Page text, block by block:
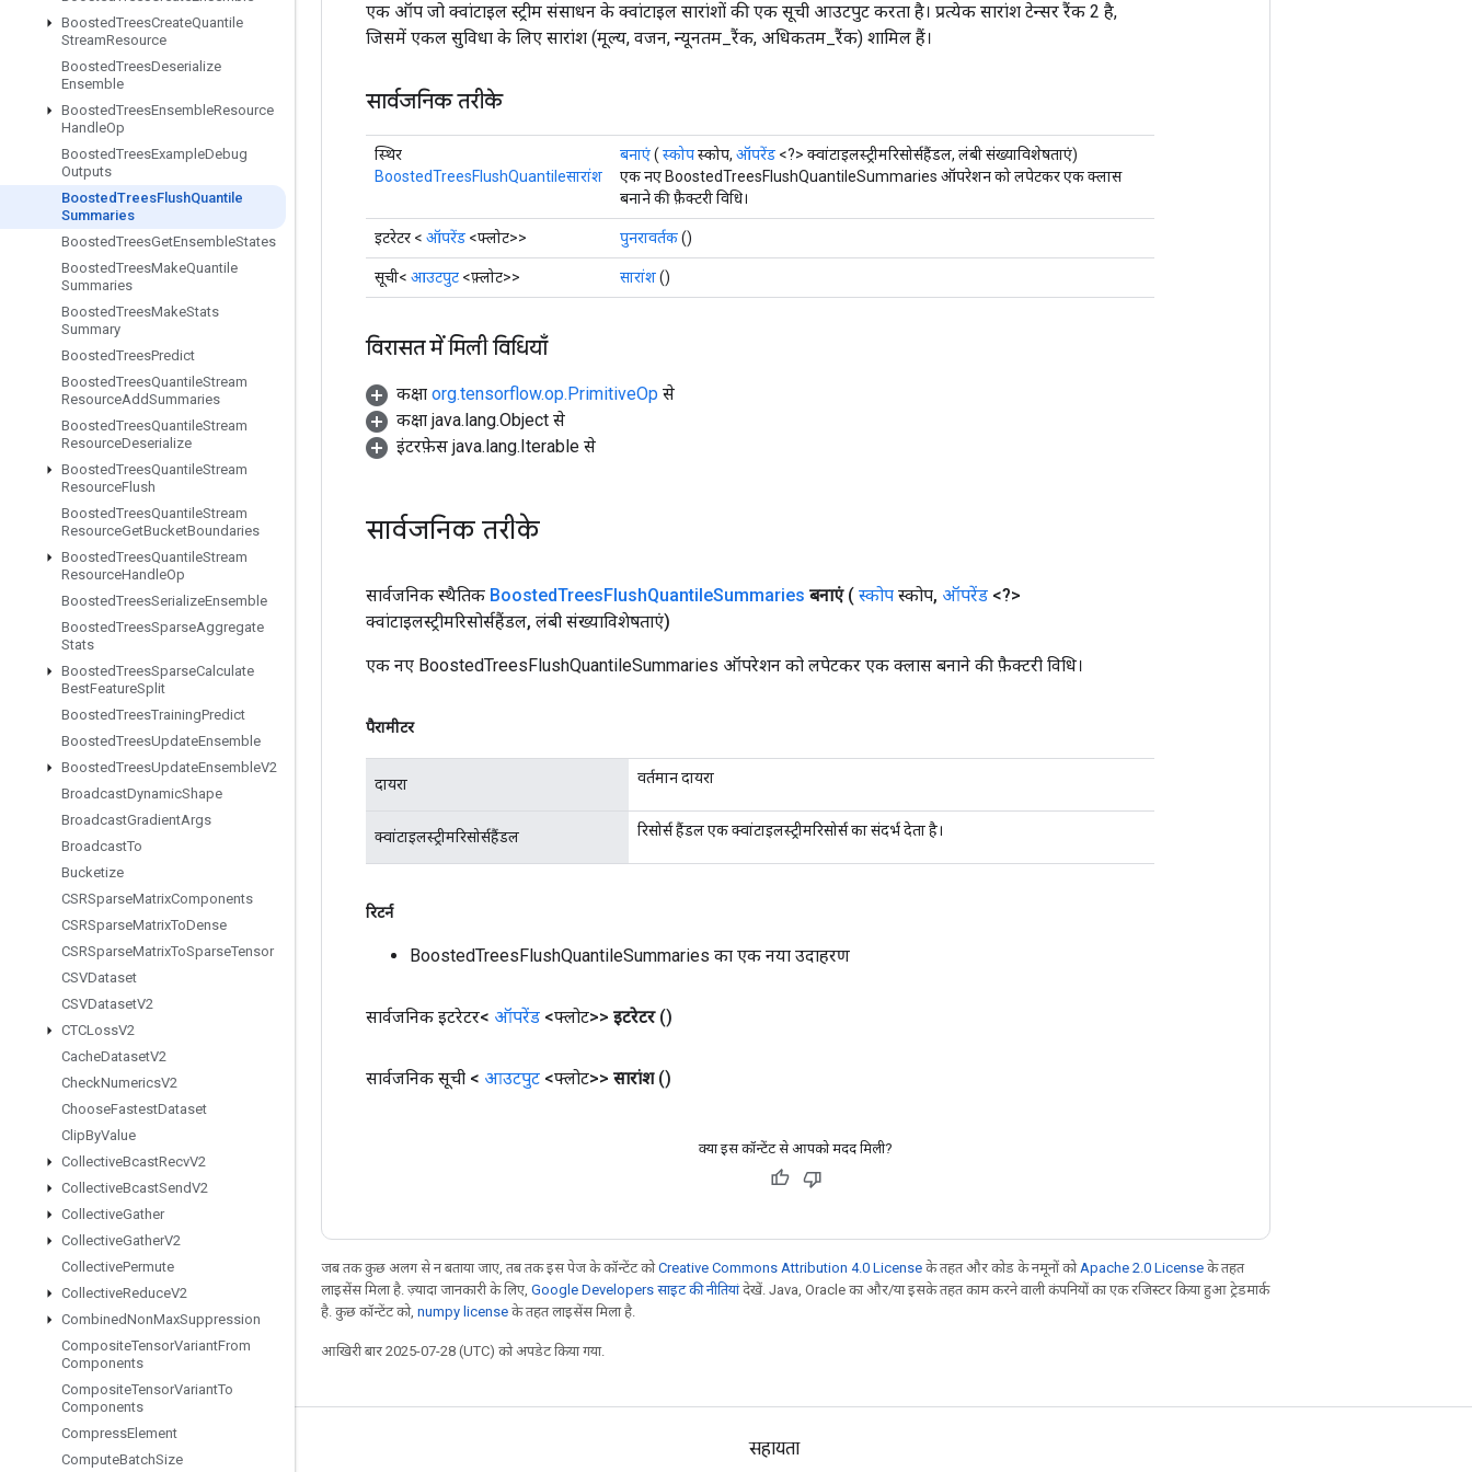
BoostedTreesCreateQuantile
StreamResource
BoostedTreesDeserialize
Ensemble
BoostedTreesEnsembleResource
HandleOp
BoostedTreesExampleDebug
Outputs
BoostedTreesFlushQuantile
Summaries
BoostedTreesGetEnsembleStates
BoostedTreesMakeQuantile
Summaries
BoostedTreesMakeStats
Summary
BoostedTreesPredict
BoostedTreesQuantileStream
ResourceAddSummaries
BoostedTreesQuantileStream
ResourceDeserialize
BoostedTreesQuantileStream
ResourceFlush
BoostedTreesQuantileStream
ResourceGetBucketBoundaries
BoostedTreesQuantileStream
ResourceHandleOp
BoostedTreesSerializeEnsemble
BoostedTreesSparseAggregate
Stats
BoostedTreesSparseCalculate
BestFeatureSplit
BoostedTreesTrainingPredict
BoostedTreesUpdateEnsemble
BoostedTreesUpdateEnsembleV2
BroadcastDynamicShape
BroadcastGradientArgs
BroadcastTo
Bucketize
CSRSparseMatrixComponents
CSRSparseMatrixToDense
CSRSparseMatrixToSparseTensor
CSVDataset
CSVDatasetV2
CTCLossV2
CacheDatasetV2
CheckNumericsV2
ChooseFastestDataset
ClipByValue
CollectiveBcastRecvV2
CollectiveBcastSendV2
CollectiveGather
CollectiveGatherV2
CollectivePermute
CollectiveReduceV2
CombinedNonMaxSuppression
CompositeTensorVariantFrom
Components
CompositeTensorVariantTo
Components
CompressElement
ComputeBatchSize
एक ऑप जो क्वांटाइल स्ट्रीम संसाधन के क्वांटाइल सारांशों की एक सूची आउटपुट करता है। प्रत्येक सारांश टेन्सर रैंक 2 है,
जिसमें एकल सुविधा के लिए सारांश (मूल्य, वजन, न्यूनतम_रैंक, अधिकतम_रैंक) शामिल हैं।
सार्वजनिक तरीके
स्थिर
BoostedTreesFlushQuantileसारांश
बनाएं( स्कोपस्कोप, ऑपरेंड <?> क्वांटाइलस्ट्रीमरिसोर्सहैंडल, लंबी संख्याविशेषताएं)
एक नए BoostedTreesFlushQuantileSummaries ऑपरेशन को लपेटकर एक क्लास
बनाने की फ़ैक्टरी विधि।
इटरेटर < ऑपरेंड <फ्लोट>> पुनरावर्तक()
सूची< आउटपुट <फ़्लोट>> सारांश()
विरासत में मिली विधियाँ
कक्षा org.tensorflow.op.PrimitiveOp से
कक्षा java.lang.Object से
इंटरफ़ेस java.lang.Iterable से
सार्वजनिक तरीके
सार्वजनिक स्थैतिक BoostedTreesFlushQuantileSummaries बनाएं ( स्कोप स्कोप, ऑपरेंड <?>
क्वांटाइलस्ट्रीमरिसोर्सहैंडल, लंबी संख्याविशेषताएं)
एक नए BoostedTreesFlushQuantileSummaries ऑपरेशन को लपेटकर एक क्लास बनाने की फ़ैक्टरी विधि।
पैरामीटर
दायरा वर्तमान दायरा
क्वांटाइलस्ट्रीमरिसोर्सहैंडल रिसोर्स हैंडल एक क्वांटाइलस्ट्रीमरिसोर्स का संदर्भ देता है।
रिटर्न
BoostedTreesFlushQuantileSummaries का एक नया उदाहरण
सार्वजनिक इटरेटर< ऑपरेंड <फ्लोट>> इटरेटर ()
सार्वजनिक सूची < आउटपुट <फ्लोट>> सारांश ()
क्या इस कॉन्टेंट से आपको मदद मिली?
जब तक कुछ अलग से न बताया जाए, तब तक इस पेज के कॉन्टेंट कोCreative Commons Attribution 4.0 License के तहत और कोड के नमूनों को Apache 2.0 License के तहत
लाइसेंस मिला है. ज़्यादा जानकारी के लिए, Google Developers साइट की नीतियांदेखें. Java, Oracle का और/या इसके तहत काम करने वाली कंपनियों का एक रजिस्टर किया हुआ ट्रेडमार्क
है. कुछ कॉन्टेंट को, numpy license के तहत लाइसेंस मिला है.
आखिरी बार 2025-07-28 (UTC) को अपडेट किया गया.
जुड़े रहें सहायता